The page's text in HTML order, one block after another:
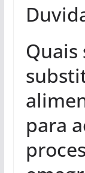
Quais
para